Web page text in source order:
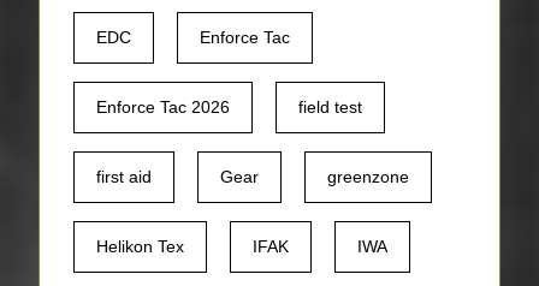
EDC Enforce Tac
Enforce Tac 2026 field test
first aid Gear greenzone
Helikon Tex IFAK IWA